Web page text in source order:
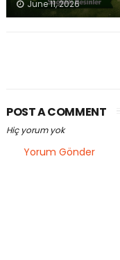
June 11, 2026
POST A COMMENT
Hiç yorum yok
Yorum Gönder